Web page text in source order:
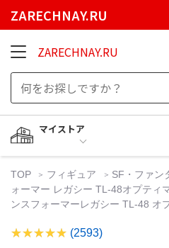
ZARECHNAY.RU
ZARECHNAY.RU
マイストア
TOP フィギュア SF・ファン
ォーマー レガシー TL-48オプテ
ンスフォーマーレガシー TL-48 オ
(2593)